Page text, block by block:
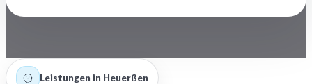
Leistungen in Heuerßen